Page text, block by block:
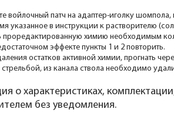
войлочный патч на адаптер-иголку шомпола,
указанное в инструкции к растворителю
проредактированную химию необходимым
эффекте пункты 1 и 2 повторить.
остатков активной химии, прогнать
из канала ствола необходимо
о характеристиках,
без уведомления.